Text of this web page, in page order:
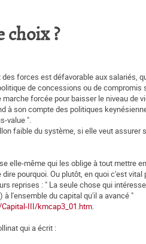
choix ?
forces est défavorable aux salariés,
de concessions ou de compromis
forcée pour baisser le niveau de
à son compte des politiques
value ".
faible du système, si elle veut
elle-même qui les oblige à tout mettre
pourquoi. Ou plutôt, en quoi c'est
reprises : " La seule chose qui
l'ensemble du capital qu'il a avancé "
III/kmcap3_01.htm.
qui a écrit :